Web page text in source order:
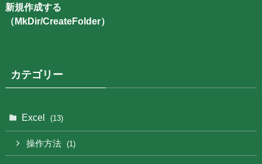
新規作成する
（MkDir/CreateFolder）
カテゴリー
Excel (13)
操作方法 (1)